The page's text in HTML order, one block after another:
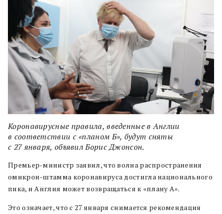
Коронавирусные правила, введенные в Англии
в соответствии с «планом Б», будут сняты
с 27 января, объявил Борис Джонсон.
Премьер-министр заявил, что волна распространения
омикрон-штамма коронавируса достигла национального
пика, и Англия может возвращаться к «плану А».
Это означает, что с 27 января снимается рекомендация